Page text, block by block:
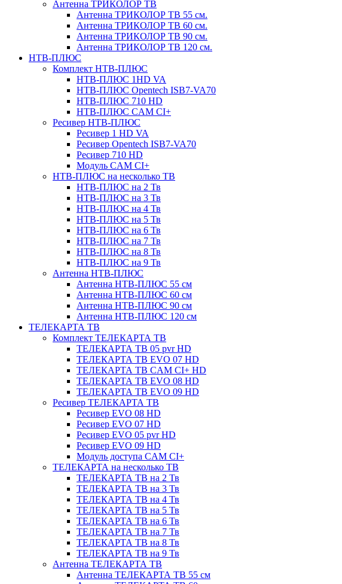
Антенна ТРИКОЛОР ТВ
Антенна ТРИКОЛОР ТВ 55 см.
Антенна ТРИКОЛОР ТВ 60 см.
Антенна ТРИКОЛОР ТВ 90 см.
Антенна ТРИКОЛОР ТВ 120 см.
НТВ-ПЛЮС
Комплект НТВ-ПЛЮС
НТВ-ПЛЮС 1HD VA
НТВ-ПЛЮС Opentech ISB7-VA70
НТВ-ПЛЮС 710 HD
НТВ-ПЛЮС CAM CI+
Ресивер НТВ-ПЛЮС
Ресивер 1 HD VA
Ресивер Opentech ISB7-VA70
Ресивер 710 HD
Модуль CAM CI+
НТВ-ПЛЮС на несколько ТВ
НТВ-ПЛЮС на 2 Тв
НТВ-ПЛЮС на 3 Тв
НТВ-ПЛЮС на 4 Тв
НТВ-ПЛЮС на 5 Тв
НТВ-ПЛЮС на 6 Тв
НТВ-ПЛЮС на 7 Тв
НТВ-ПЛЮС на 8 Тв
НТВ-ПЛЮС на 9 Тв
Антенна НТВ-ПЛЮС
Антенна НТВ-ПЛЮС 55 см
Антенна НТВ-ПЛЮС 60 см
Антенна НТВ-ПЛЮС 90 см
Антенна НТВ-ПЛЮС 120 см
ТЕЛЕКАРТА ТВ
Комплект ТЕЛЕКАРТА ТВ
ТЕЛЕКАРТА ТВ 05 pvr HD
ТЕЛЕКАРТА ТВ EVO 07 HD
ТЕЛЕКАРТА ТВ CAM CI+ HD
ТЕЛЕКАРТА ТВ EVO 08 HD
ТЕЛЕКАРТА ТВ EVO 09 HD
Ресивер ТЕЛЕКАРТА ТВ
Ресивер EVO 08 HD
Ресивер EVO 07 HD
Ресивер EVO 05 pvr HD
Ресивер EVO 09 HD
Модуль доступа CAM CI+
ТЕЛЕКАРТА на несколько ТВ
ТЕЛЕКАРТА ТВ на 2 Тв
ТЕЛЕКАРТА ТВ на 3 Тв
ТЕЛЕКАРТА ТВ на 4 Тв
ТЕЛЕКАРТА ТВ на 5 Тв
ТЕЛЕКАРТА ТВ на 6 Тв
ТЕЛЕКАРТА ТВ на 7 Тв
ТЕЛЕКАРТА ТВ на 8 Тв
ТЕЛЕКАРТА ТВ на 9 Тв
Антенна ТЕЛЕКАРТА ТВ
Антенна ТЕЛЕКАРТА ТВ 55 см